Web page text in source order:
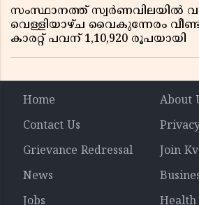
സംസ്ഥാനത്ത് സ്വർണവിലയിൽ
വെള്ളിയാഴ്ച വൈകുന്നേരം
കാരറ്റ് പവന് 1,10,920 രൂപയായി
Home
About
Contact Us
Grievance Redressal
Join
News
Jobs
Health